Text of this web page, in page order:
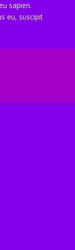
sapien.
eu, suscipit